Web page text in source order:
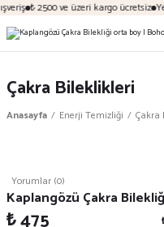
₺ 2500 ve üzeri kargo ücretsiz
Çakra Bileklikleri
Anasayfa Enerji Temizliği Çakra
Yorumlar (0)
Kaplangözü Çakra
₺ 475